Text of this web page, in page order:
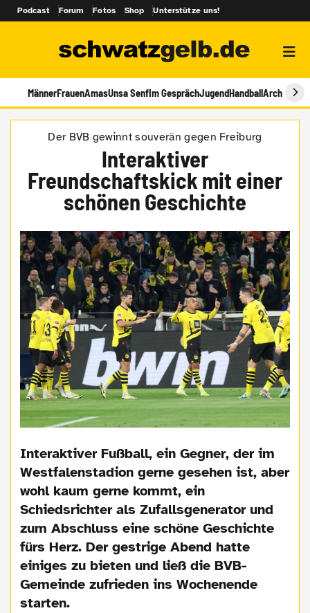
Podcast Forum Fotos Shop Unterstütze uns!
MännerFrauenAmasUnsa SenfIm GesprächJugendHandballArchiv
Der BVB gewinnt souverän gegen Freiburg
Interaktiver
Freundschaftskick mit einer
schönen Geschichte
Interaktiver Fußball, ein Gegner, der im
Westfalenstadion gerne gesehen ist, aber
wohl kaum gerne kommt, ein
Schiedsrichter als Zufallsgenerator und
zum Abschluss eine schöne Geschichte
fürs Herz. Der gestrige Abend hatte
einiges zu bieten und ließ die BVB-
Gemeinde zufrieden ins Wochenende
starten.